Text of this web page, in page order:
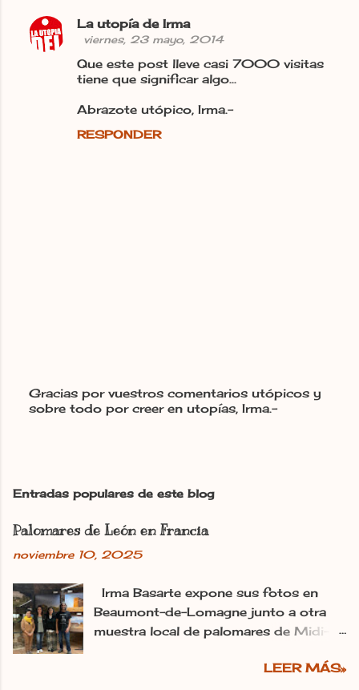
La utopía de Irma
viernes, 23 mayo, 2014
Que este post lleve casi 7000 visitas
tiene que significar algo...
Abrazote utópico, Irma.-
RESPONDER
P
a
u
c
m
e
n
t
a
Gracias por vuestros comentarios utópicos y
sobre todo por creer en utopías, Irma.-
Entradas populares de este blog
Palomares de León en Francia
noviembre 10, 2025
Irma Basarte expone sus fotos en
Beaumont-de-Lomagne junto a otra
muestra local de palomares de Midi-
izquierda) con Miguel Pastrana y las
LEER MÁS»